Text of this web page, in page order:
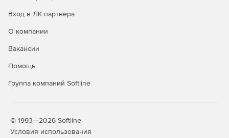
Вход в ЛК партнера
О компании
Вакансии
Помощь
Группа компаний Softline
© 1993—2026 Softline
Условия использования